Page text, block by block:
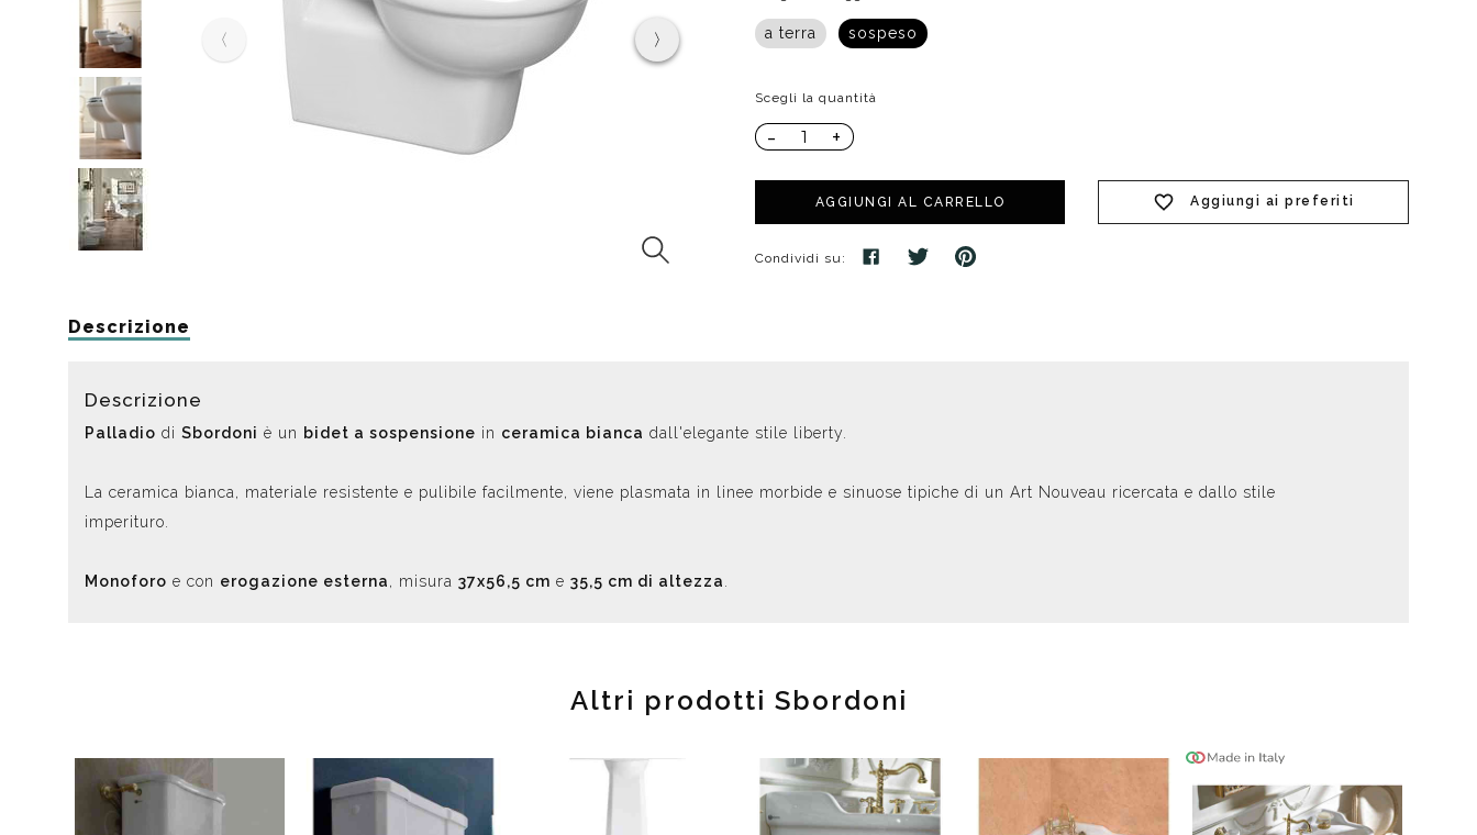
Cassette di scarico
Quadrate
Tonde
Soffioni speciali
Idrogetti
Da muro
Da Appoggio
Distributori
Phon
a terra sospeso
Scegli la quantità
- +
AGGIUNGI AL CARRELLO Aggiungi ai preferiti
Condividi su:
Descrizione
Descrizione
Palladio di Sbordoni è un bidet a sospensione in ceramica bianca dall'elegante stile liberty.
La ceramica bianca, materiale resistente e pulibile facilmente, viene plasmata in linee morbide e sinuose tipiche di un Art Nouveau ricercata e dallo stile
imperituro.
Monoforo e con erogazione esterna, misura 37x56,5 cm e 35,5 cm di altezza
Altri prodotti Sbordoni